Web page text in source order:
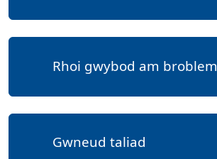
Rhoi gwybod am broblem
Gwneud taliad